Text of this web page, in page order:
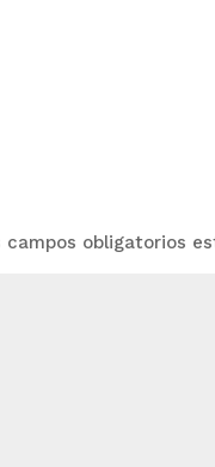
campos obligatorios